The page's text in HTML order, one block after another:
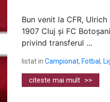
Bun venit la CFR,
1907 Cluj și FC
privind transferul ...
listat in Campionat, Fotbal ,
citeste mai mult >>